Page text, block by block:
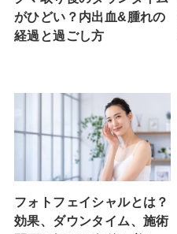
がひどい？内出血&腫れの
経過と過ごし方
フォトフェイシャルとは？
効果、ダウンタイム、施術